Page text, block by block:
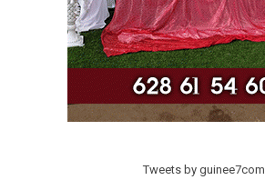
Tweets by guinee7com